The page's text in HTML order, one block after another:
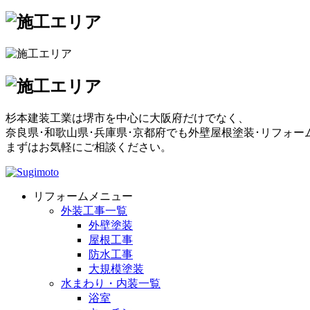
杉本建装工業は堺市を中心に大阪府だけでなく、
奈良県･和歌山県･兵庫県･京都府でも外壁屋根塗装･リフォー
まずはお気軽にご相談ください。
リフォームメニュー
外装工事一覧
外壁塗装
屋根工事
防水工事
大規模塗装
水まわり・内装一覧
浴室